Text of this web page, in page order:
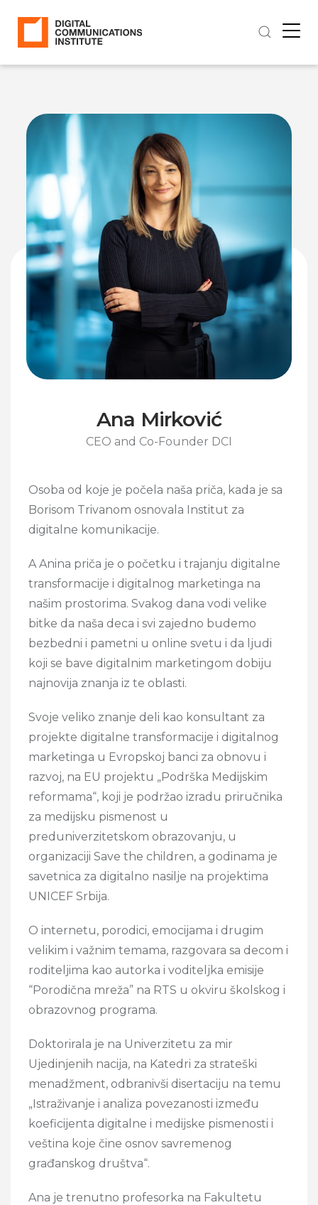
Ana Mirković
CEO and Co-Founder DCI
Osoba od koje je počela naša priča, kada je sa
Borisom Trivanom osnovala Institut za
digitalne komunikacije.
A Anina priča je o početku i trajanju digitalne
transformacije i digitalnog marketinga na
našim prostorima. Svakog dana vodi velike
bitke da naša deca i svi zajedno budemo
bezbedni i pametni u online svetu i da ljudi
koji se bave digitalnim marketingom dobiju
najnovija znanja iz te oblasti.
Svoje veliko znanje deli kao konsultant za
projekte digitalne transformacije i digitalnog
marketinga u Evropskoj banci za obnovu i
razvoj, na EU projektu „Podrška Medijskim
reformama“, koji je podržao izradu priručnika
za medijsku pismenost u
preduniverzitetskom obrazovanju, u
organizaciji Save the children, a godinama je
savetnica za digitalno nasilje na projektima
UNICEF Srbija.
O internetu, porodici, emocijama i drugim
velikim i važnim temama, razgovara sa decom i
roditeljima kao autorka i voditeljka emisije
“Porodična mreža” na RTS u okviru školskog i
obrazovnog programa.
Doktorirala je na Univerzitetu za mir
Ujedinjenih nacija, na Katedri za strateški
menadžment, odbranivši disertaciju na temu
„Istraživanje i analiza povezanosti između
koeficijenta digitalne i medijske pismenosti i
veština koje čine osnov savremenog
građanskog društva“.
Ana je trenutno profesorka na Fakultetu